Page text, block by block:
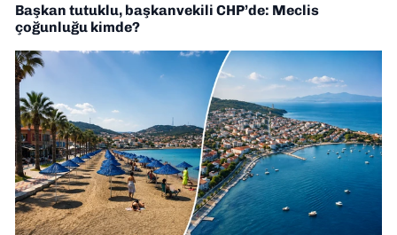
Başkan tutuklu, başkanvekili CHP’de: Meclis
çoğunluğu kimde?